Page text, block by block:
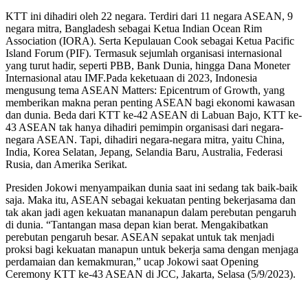
KTT ini dihadiri oleh 22 negara. Terdiri dari 11 negara ASEAN, 9
negara mitra, Bangladesh sebagai Ketua Indian Ocean Rim
Association (IORA). Serta Kepulauan Cook sebagai Ketua Pacific
Island Forum (PIF). Termasuk sejumlah organisasi internasional
yang turut hadir, seperti PBB, Bank Dunia, hingga Dana Moneter
Internasional atau IMF.Pada keketuaan di 2023, Indonesia
mengusung tema ASEAN Matters: Epicentrum of Growth, yang
memberikan makna peran penting ASEAN bagi ekonomi kawasan
dan dunia. Beda dari KTT ke-42 ASEAN di Labuan Bajo, KTT ke-
43 ASEAN tak hanya dihadiri pemimpin organisasi dari negara-
negara ASEAN. Tapi, dihadiri negara-negara mitra, yaitu China,
India, Korea Selatan, Jepang, Selandia Baru, Australia, Federasi
Rusia, dan Amerika Serikat.
Presiden Jokowi menyampaikan dunia saat ini sedang tak baik-baik
saja. Maka itu, ASEAN sebagai kekuatan penting bekerjasama dan
tak akan jadi agen kekuatan mananapun dalam perebutan pengaruh
di dunia. “Tantangan masa depan kian berat. Mengakibatkan
perebutan pengaruh besar. ASEAN sepakat untuk tak menjadi
proksi bagi kekuatan manapun untuk bekerja sama dengan menjaga
perdamaian dan kemakmuran,” ucap Jokowi saat Opening
Ceremony KTT ke-43 ASEAN di JCC, Jakarta, Selasa (5/9/2023).